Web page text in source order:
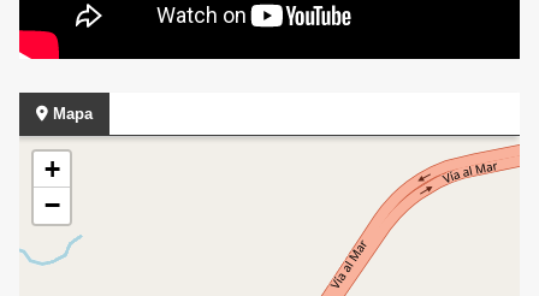
Mapa
+
−